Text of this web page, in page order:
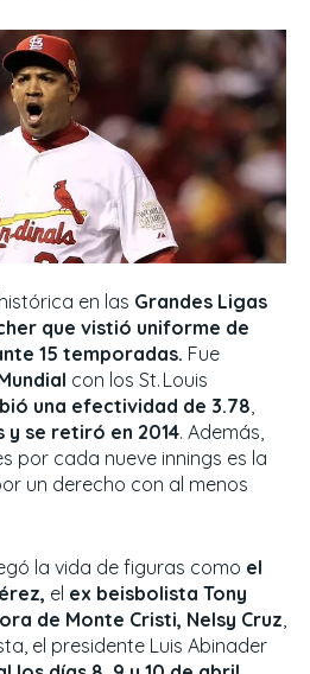
en las Grandes Ligas
que vistió uniforme de
15 temporadas. Fue
con los St. Louis
una efectividad de 3.78
y se retiró en 2014. Además,
por cada nueve innings es la
un derecho con al menos
la vida de figuras como el
el ex beisbolista Tony
de Monte Cristi, Nelsy Cruz
el presidente Luis Abinader